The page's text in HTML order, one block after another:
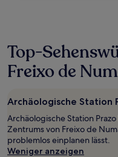
Top-
Freixo de
Archäologische Station
Archäologische Station
Zentrums von Freixo de
problemlos einplanen lässt.
Weniger anzeigen